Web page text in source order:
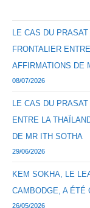
LE CAS DU
FRONTALIER
AFFIRMATIONS DE
08/07/2026
LE CAS DU
ENTRE LA
DE MR ITH SOTHA
29/06/2026
KEM SOKHA, LE
CAMBODGE, A ÉTÉ
26/05/2026